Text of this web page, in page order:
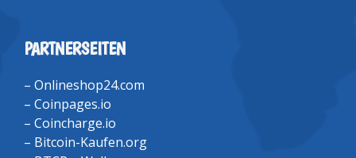
PARTNERSEITEN
– Onlineshop24.com
– Coinpages.io
– Coincharge.io
– Bitcoin-Kaufen.org